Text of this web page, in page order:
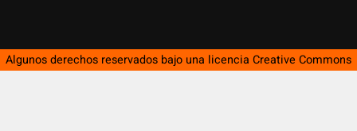
Algunos derechos reservados bajo una licencia Creative Commons